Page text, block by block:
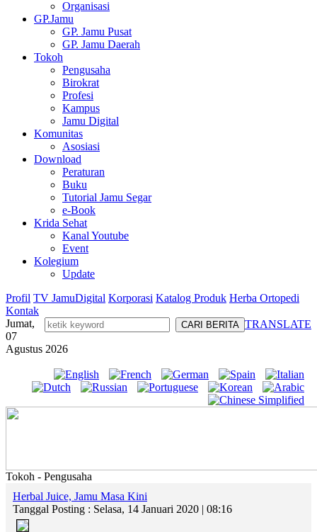
Organisasi
GP.Jamu
GP. Jamu Pusat
GP. Jamu Daerah
Tokoh
Pengusaha
Birokrat
Profesi
Kampus
Jamu Digital
Komunitas
Asosiasi
Download
Peraturan
Buku
Tutorial Jamu Segar
e-Book
Krida Sehat
Kanal Youtube
Event
Kolegium
Update
Profil TV JamuDigital Korporasi Katalog Produk Herba Ortopedi
Kontak
TRANSLATE
Jumat,
07
Agustus 2026
Tokoh - Pengusaha
Herbal Juice, Jamu Masa Kini
Tanggal Posting : Selasa, 14 Januari 2020 | 08:16